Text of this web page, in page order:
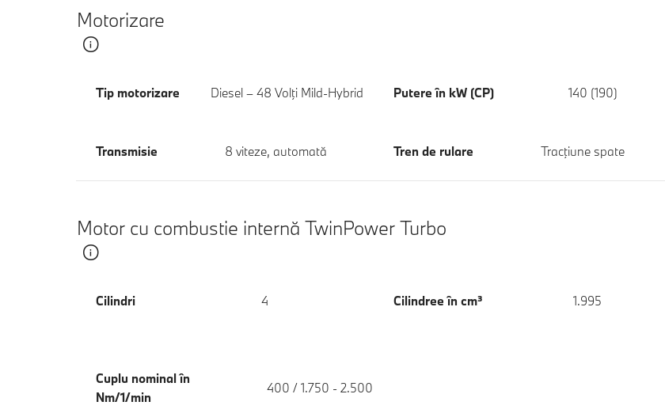
Motorizare
Tip motorizare Diesel – 48 Volţi Mild-Hybrid Putere în kW (CP) 140 (190)
Transmisie 8 viteze, automată Tren de rulare Tracţiune spate
Motor cu combustie internă TwinPower Turbo
Cilindri 4 Cilindree în cm³ 1.995
Cuplu nominal în
Nm/1/min
400 / 1.750 - 2.500